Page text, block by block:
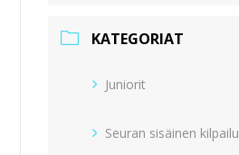
KATEGORIAT
Juniorit
Seuran sisäinen kilpailu